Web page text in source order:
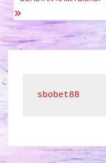
sbobet88